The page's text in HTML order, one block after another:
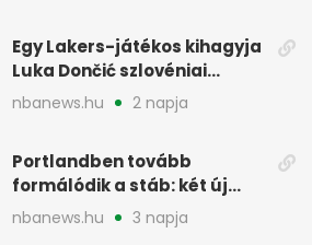
Egy Lakers-játékos kihagyja
Luka Dončić szlovéniai
minicampjét
nbanews.hu 2 napja
Portlandben tovább
formálódik a stáb: két új
szakember a Blazersnél
nbanews.hu 3 napja